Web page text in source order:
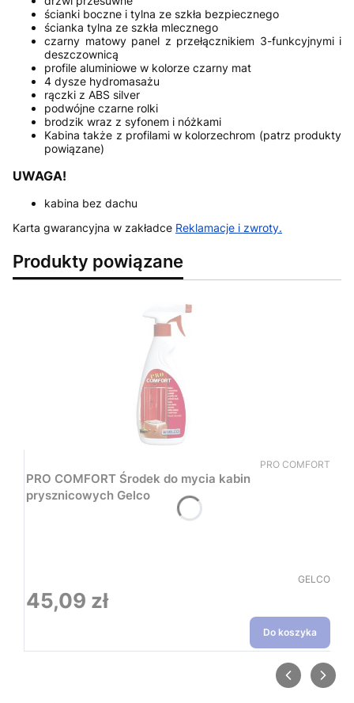
ścianki boczne i tylna ze szkła bezpiecznego
ścianka tylna ze szkła mlecznego
czarny matowy panel z przełącznikiem 3-funkcyjnymi i
deszczownicą
profile aluminiowe w kolorze czarny mat
4 dysze hydromasażu
rączki z ABS silver
podwójne czarne rolki
brodzik wraz z syfonem i nóżkami
Kabina także z profilami w kolorzechrom (patrz produkty
powiązane)
UWAGA!
kabina bez dachu
Karta gwarancyjna w zakładce Reklamacje i zwroty.
Produkty powiązane
Kod produktu
PRO COMFORT
PRO COMFORT Środek do mycia kabin
prysznicowych Gelco
GELCO
Cena
45,09 zł
Do koszyka